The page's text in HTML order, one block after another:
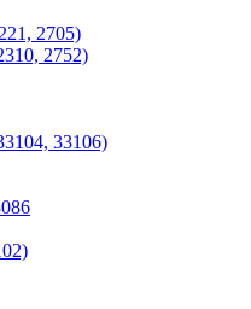
2705)
2752)
33106)